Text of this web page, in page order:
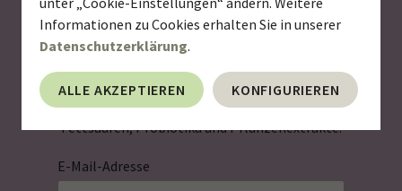
Informationen zu Cookies erhalten Sie in unserer
Datenschutzerklärung.
ALLE AKZEPTIEREN KONFIGURIEREN
Wollen Sie über Neuigkeiten aus der Welt der
Mikronährstoffe informiert werden? Melden Sie sich für
interessante News über Vitamine, Mineralstoffe,
Spurenelemente und andere wertvolle Aktivstoffe wie
Fettsäuren, Probiotika und Pflanzenextrakte.
E-Mail-Adresse